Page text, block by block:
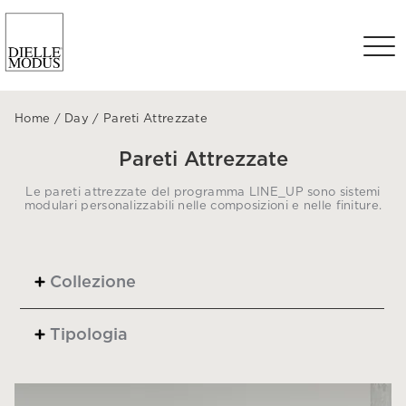
Home / Day / Pareti Attrezzate
Pareti Attrezzate
Le pareti attrezzate del programma LINE_UP sono sistemi
modulari personalizzabili nelle composizioni e nelle finiture.
Collezione
Tipologia